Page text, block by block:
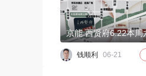
钱顺利 06-21